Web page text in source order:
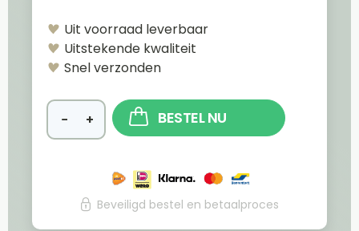
Uit voorraad leverbaar
Uitstekende kwaliteit
Snel verzonden
− + BESTEL NU
Beveiligd bestel en betaalproces